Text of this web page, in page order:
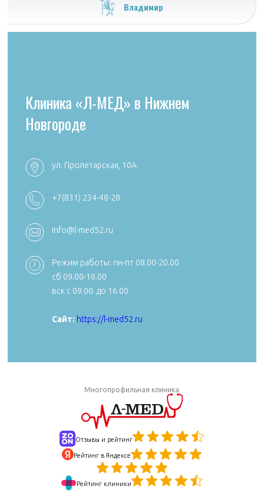
Владимир
+7 (4922) 38-30-00 +7 (4922) 44-24-78
reception@aibolit33.com
Клиника «Л-МЕД» в Нижнем
Новгороде
ул. Пролетарская, 10А
+7(831) 234-48-28
info@l-med52.ru
Режим работы: пн-пт 08.00-20.00
сб 09.00-18.00
вск с 09.00. до 16.00
Сайт: https://l-med52.ru
Многопрофильная клиника
Отзывы и рейтинг
Рейтинг в Яндексе
Рейтинг клиники